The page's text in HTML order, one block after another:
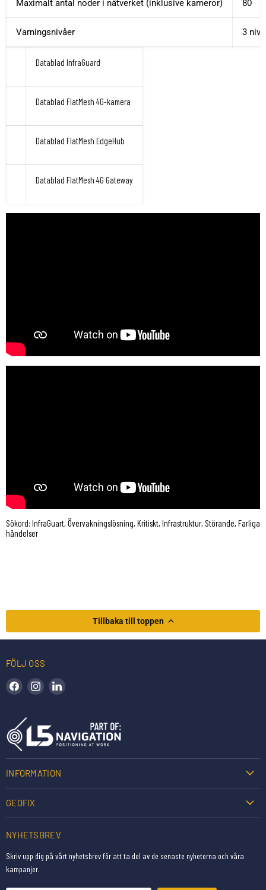
Maximalt antal noder i nätverket (inklusive kameror) 80
Varningsnivåer 3
Datablad InfraGuard
Datablad FlatMesh 4G-kamera
Datablad FlatMesh EdgeHub
Datablad FlatMesh 4G Gateway
Sökord: InfraGuart, Övervakningslösning, Kritiskt, Infrastruktur, Störande, Farliga
händelser
Tillbaka till toppen
FÖLJ OSS
Hitta oss på Facebook
Hitta oss på Instagram
INFORMATION
GEOFIX
NYHETSBREV
Skriv upp dig på vårt nyhetsbrev för att ta del av de senaste nyheterna och våra
kampanjer.